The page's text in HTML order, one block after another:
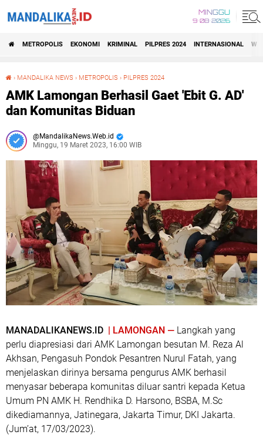
MINGGU
9•08•2026
METROPOLIS EKONOMI KRIMINAL PILPRES 2024 INTERNASIONAL
› MANDALIKA NEWS › METROPOLIS › PILPRES 2024
AMK Lamongan Berhasil Gaet 'Ebit G. AD'
dan Komunitas Biduan
MandalikaNews.Web.id
Minggu, 19 Maret 2023, 16:00 WIB
MANADALIKANEWS.ID | LAMONGAN — Langkah yang
perlu diapresiasi dari AMK Lamongan besutan M. Reza Al
Akhsan, Pengasuh Pondok Pesantren Nurul Fatah, yang
menjelaskan dirinya bersama pengurus AMK berhasil
menyasar beberapa komunitas diluar santri kepada Ketua
Umum PN AMK H. Rendhika D. Harsono, BSBA, M.Sc
dikediamannya, Jatinegara, Jakarta Timur, DKI Jakarta.
(Jum’at, 17/03/2023).